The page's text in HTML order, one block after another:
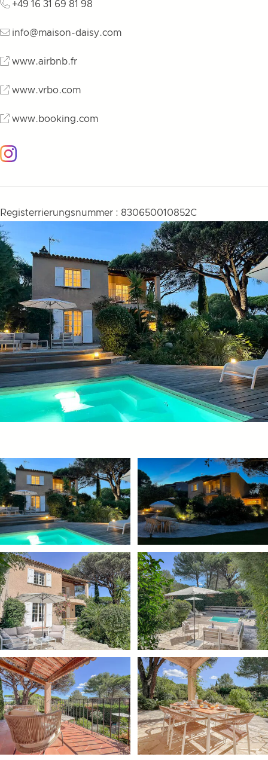
+49 16 31 69 81 98
info@maison-daisy.com
www.airbnb.fr
www.vrbo.com
www.booking.com
Instagram
Registerrierungsnummer : 830650010852C